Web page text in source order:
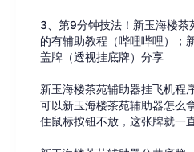
3、第9分钟技法！新玉海楼茶
的有辅助教程（哔哩哔哩）；
盖牌（透视挂底牌）分享
新玉海楼茶苑辅助器挂飞机程
可以新玉海楼茶苑辅助器怎么
住鼠标按钮不放，这张牌就一